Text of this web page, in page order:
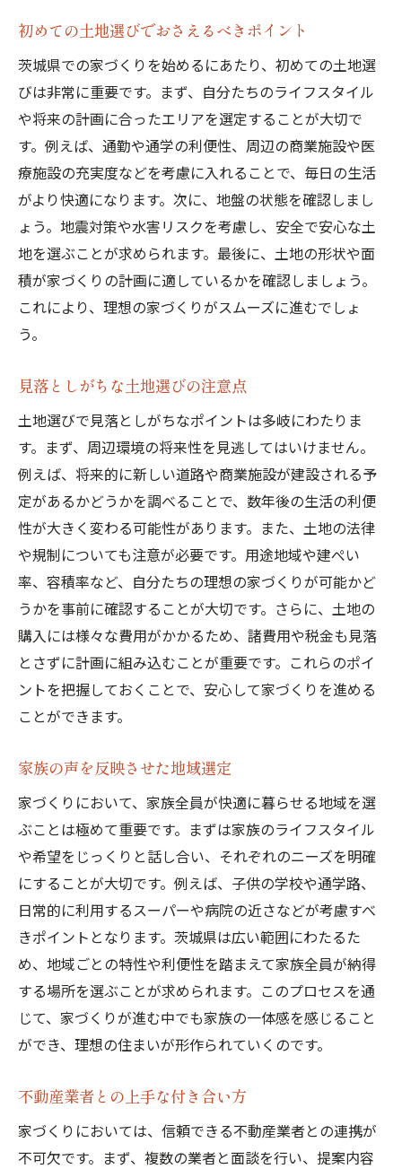
初めての土地選びでおさえるべきポイント
茨城県での家づくりを始めるにあたり、初めての土地選
びは非常に重要です。まず、自分たちのライフスタイル
や将来の計画に合ったエリアを選定することが大切で
す。例えば、通勤や通学の利便性、周辺の商業施設や医
療施設の充実度などを考慮に入れることで、毎日の生活
がより快適になります。次に、地盤の状態を確認しまし
ょう。地震対策や水害リスクを考慮し、安全で安心な土
地を選ぶことが求められます。最後に、土地の形状や面
積が家づくりの計画に適しているかを確認しましょう。
これにより、理想の家づくりがスムーズに進むでしょ
う。
見落としがちな土地選びの注意点
土地選びで見落としがちなポイントは多岐にわたりま
す。まず、周辺環境の将来性を見逃してはいけません。
例えば、将来的に新しい道路や商業施設が建設される予
定があるかどうかを調べることで、数年後の生活の利便
性が大きく変わる可能性があります。また、土地の法律
や規制についても注意が必要です。用途地域や建ぺい
率、容積率など、自分たちの理想の家づくりが可能かど
うかを事前に確認することが大切です。さらに、土地の
購入には様々な費用がかかるため、諸費用や税金も見落
とさずに計画に組み込むことが重要です。これらのポイ
ントを把握しておくことで、安心して家づくりを進める
ことができます。
家族の声を反映させた地域選定
家づくりにおいて、家族全員が快適に暮らせる地域を選
ぶことは極めて重要です。まずは家族のライフスタイル
や希望をじっくりと話し合い、それぞれのニーズを明確
にすることが大切です。例えば、子供の学校や通学路、
日常的に利用するスーパーや病院の近さなどが考慮すべ
きポイントとなります。茨城県は広い範囲にわたるた
め、地域ごとの特性や利便性を踏まえて家族全員が納得
する場所を選ぶことが求められます。このプロセスを通
じて、家づくりが進む中でも家族の一体感を感じること
ができ、理想の住まいが形作られていくのです。
不動産業者との上手な付き合い方
家づくりにおいては、信頼できる不動産業者との連携が
不可欠です。まず、複数の業者と面談を行い、提案内容